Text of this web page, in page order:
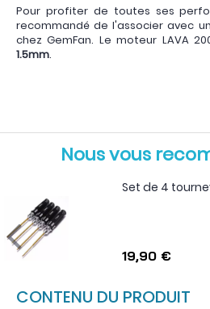
Pour profiter de toutes ses
recommandé de l'associer avec
chez GemFan. Le moteur LAVA
1.5mm.
Nous vous
Set de 4
19,90 €
CONTENU DU PRODUIT